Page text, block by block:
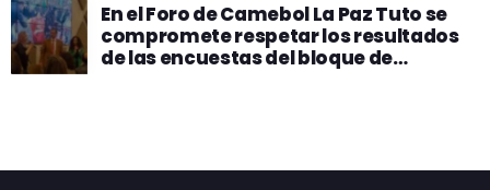
En el Foro de Camebol La Paz Tuto se
compromete respetar los resultados
de las encuestas del bloque de